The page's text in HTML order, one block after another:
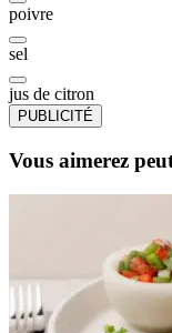
poivre
sel
jus de citron
PUBLICITÉ
Vous aimerez